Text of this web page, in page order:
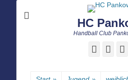
HC
Handball Club